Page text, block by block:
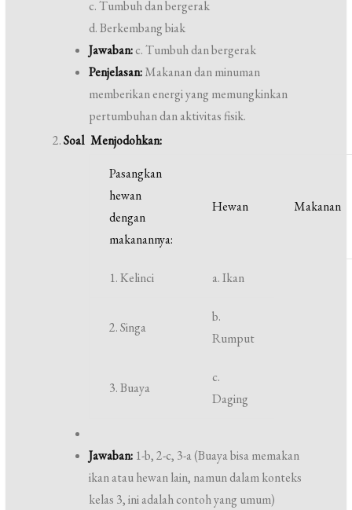
c. Tumbuh dan bergerak
d. Berkembang biak
Jawaban:c. Tumbuh dan bergerak
Penjelasan:Makanan dan minuman
memberikan energi yang memungkinkan
pertumbuhan dan aktivitas fisik.
Soal Menjodohkan:
Pasangkan
hewan
dengan
makanannya:
Hewan Makanan
1. Kelinci a. Ikan
2. Singa
b.
Rumput
3. Buaya
c.
Daging
Jawaban: 1-b, 2-c, 3-a (Buaya bisa memakan
ikan atau hewan lain, namun dalam konteks
kelas 3, ini adalah contoh yang umum)